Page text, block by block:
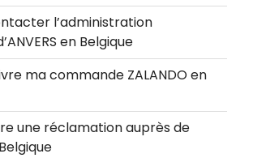
l’administration
en Belgique
ma commande ZALANDO en
une réclamation auprès de